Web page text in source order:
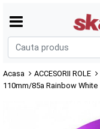
Acasa ACCESORII ROLE
110mm/85a Rainbow White